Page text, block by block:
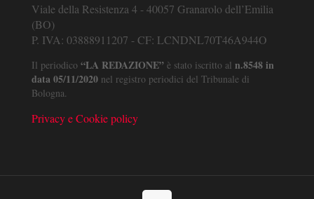
Viale della Resistenza 4 - 40057 Granarolo dell’Emilia
(BO)
P. IVA: 03888911207 - CF: LCNDNL70T46A944O
Il periodico “LA REDAZIONE” è stato iscritto al n.8548 in
data 05/11/2020 nel registro periodici del Tribunale di
Bologna.
Privacy e Cookie policy